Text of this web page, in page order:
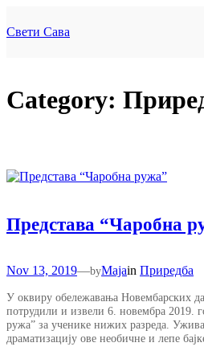
to
content
Свети Сава
Category:
Представа “Чаробна
Nov 13, 2019—byMajain Приредба
У оквиру обележавања Новембарских
потрудили и извели 6. новембра 2019.
ружа” за ученике нижих разреда.
драматизацију ове необичне и лепе